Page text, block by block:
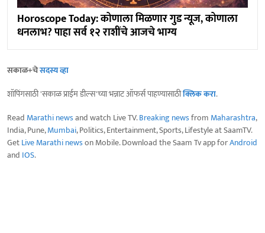
Horoscope Today: कोणाला मिळणार गुड न्यूज, कोणाला
धनलाभ? पाहा सर्व १२ राशींचे आजचे भाग्य
सकाळ+चेसदस्य व्हा
शॉपिंगसाठी 'सकाळ प्राईम डील्स'च्या भन्नाट ऑफर्स पाहण्यासाठीक्लिक करा.
Read Marathi newsand watch Live TV.Breaking newsfrom Maharashtra,
India, Pune,Mumbai, Politics, Entertainment, Sports, Lifestyle at SaamTV.
GetLive Marathi newson Mobile. Download the Saam Tv app forAndroid
and IOS.